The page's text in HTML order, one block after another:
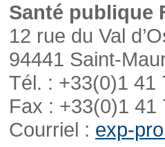
Santé publique
12 rue du Val
94441 Saint-
Tél. : +33(0)1 41
Fax : +33(0)1 41
Courriel : exp-